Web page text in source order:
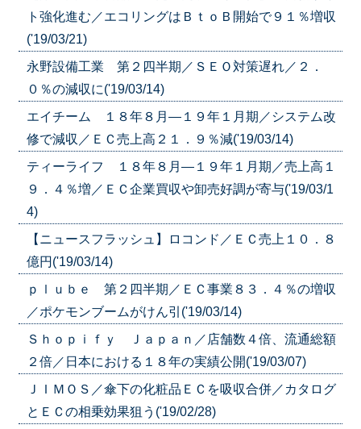
ト強化進む／エコリングはＢｔｏＢ開始で９１％増収
('19/03/21)
永野設備工業 第２四半期／ＳＥＯ対策遅れ／２．
０％の減収に('19/03/14)
エイチーム １８年８月―１９年１月期／システム改
修で減収／ＥＣ売上高２１．９％減('19/03/14)
ティーライフ １８年８月―１９年１月期／売上高１
９．４％増／ＥＣ企業買収や卸売好調が寄与('19/03/1
4)
【ニュースフラッシュ】ロコンド／ＥＣ売上１０．８
億円('19/03/14)
ｐｌｕｂｅ 第２四半期／ＥＣ事業８３．４％の増収
／ポケモンブームがけん引('19/03/14)
Ｓｈｏｐｉｆｙ Ｊａｐａｎ／店舗数４倍、流通総額
２倍／日本における１８年の実績公開('19/03/07)
ＪＩＭＯＳ／傘下の化粧品ＥＣを吸収合併／カタログ
とＥＣの相乗効果狙う('19/02/28)